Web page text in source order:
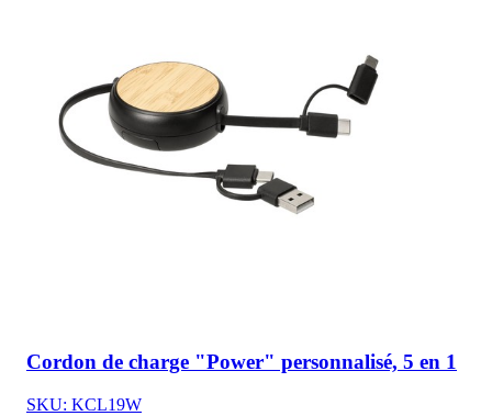
Cordon de charge "Power" personnalisé, 5 en 1
SKU: KCL19W